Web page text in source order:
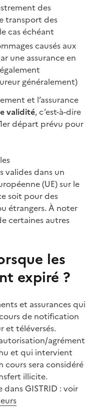
des
transport des
cas échéant
causés aux
une assurance en
généralement)
et l’assurance
validité, c’est-à-dire
départ prévu pour
valides dans un
(UE) sur le
soit pour des
étrangers. À noter
certaines autres
les
expiré ?
et assurances qui
de notification
et téléversés.
agrément
et qui intervient
sera considéré
illicite.
GISTRID : voir